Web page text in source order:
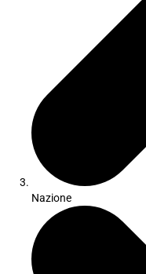
Nazione